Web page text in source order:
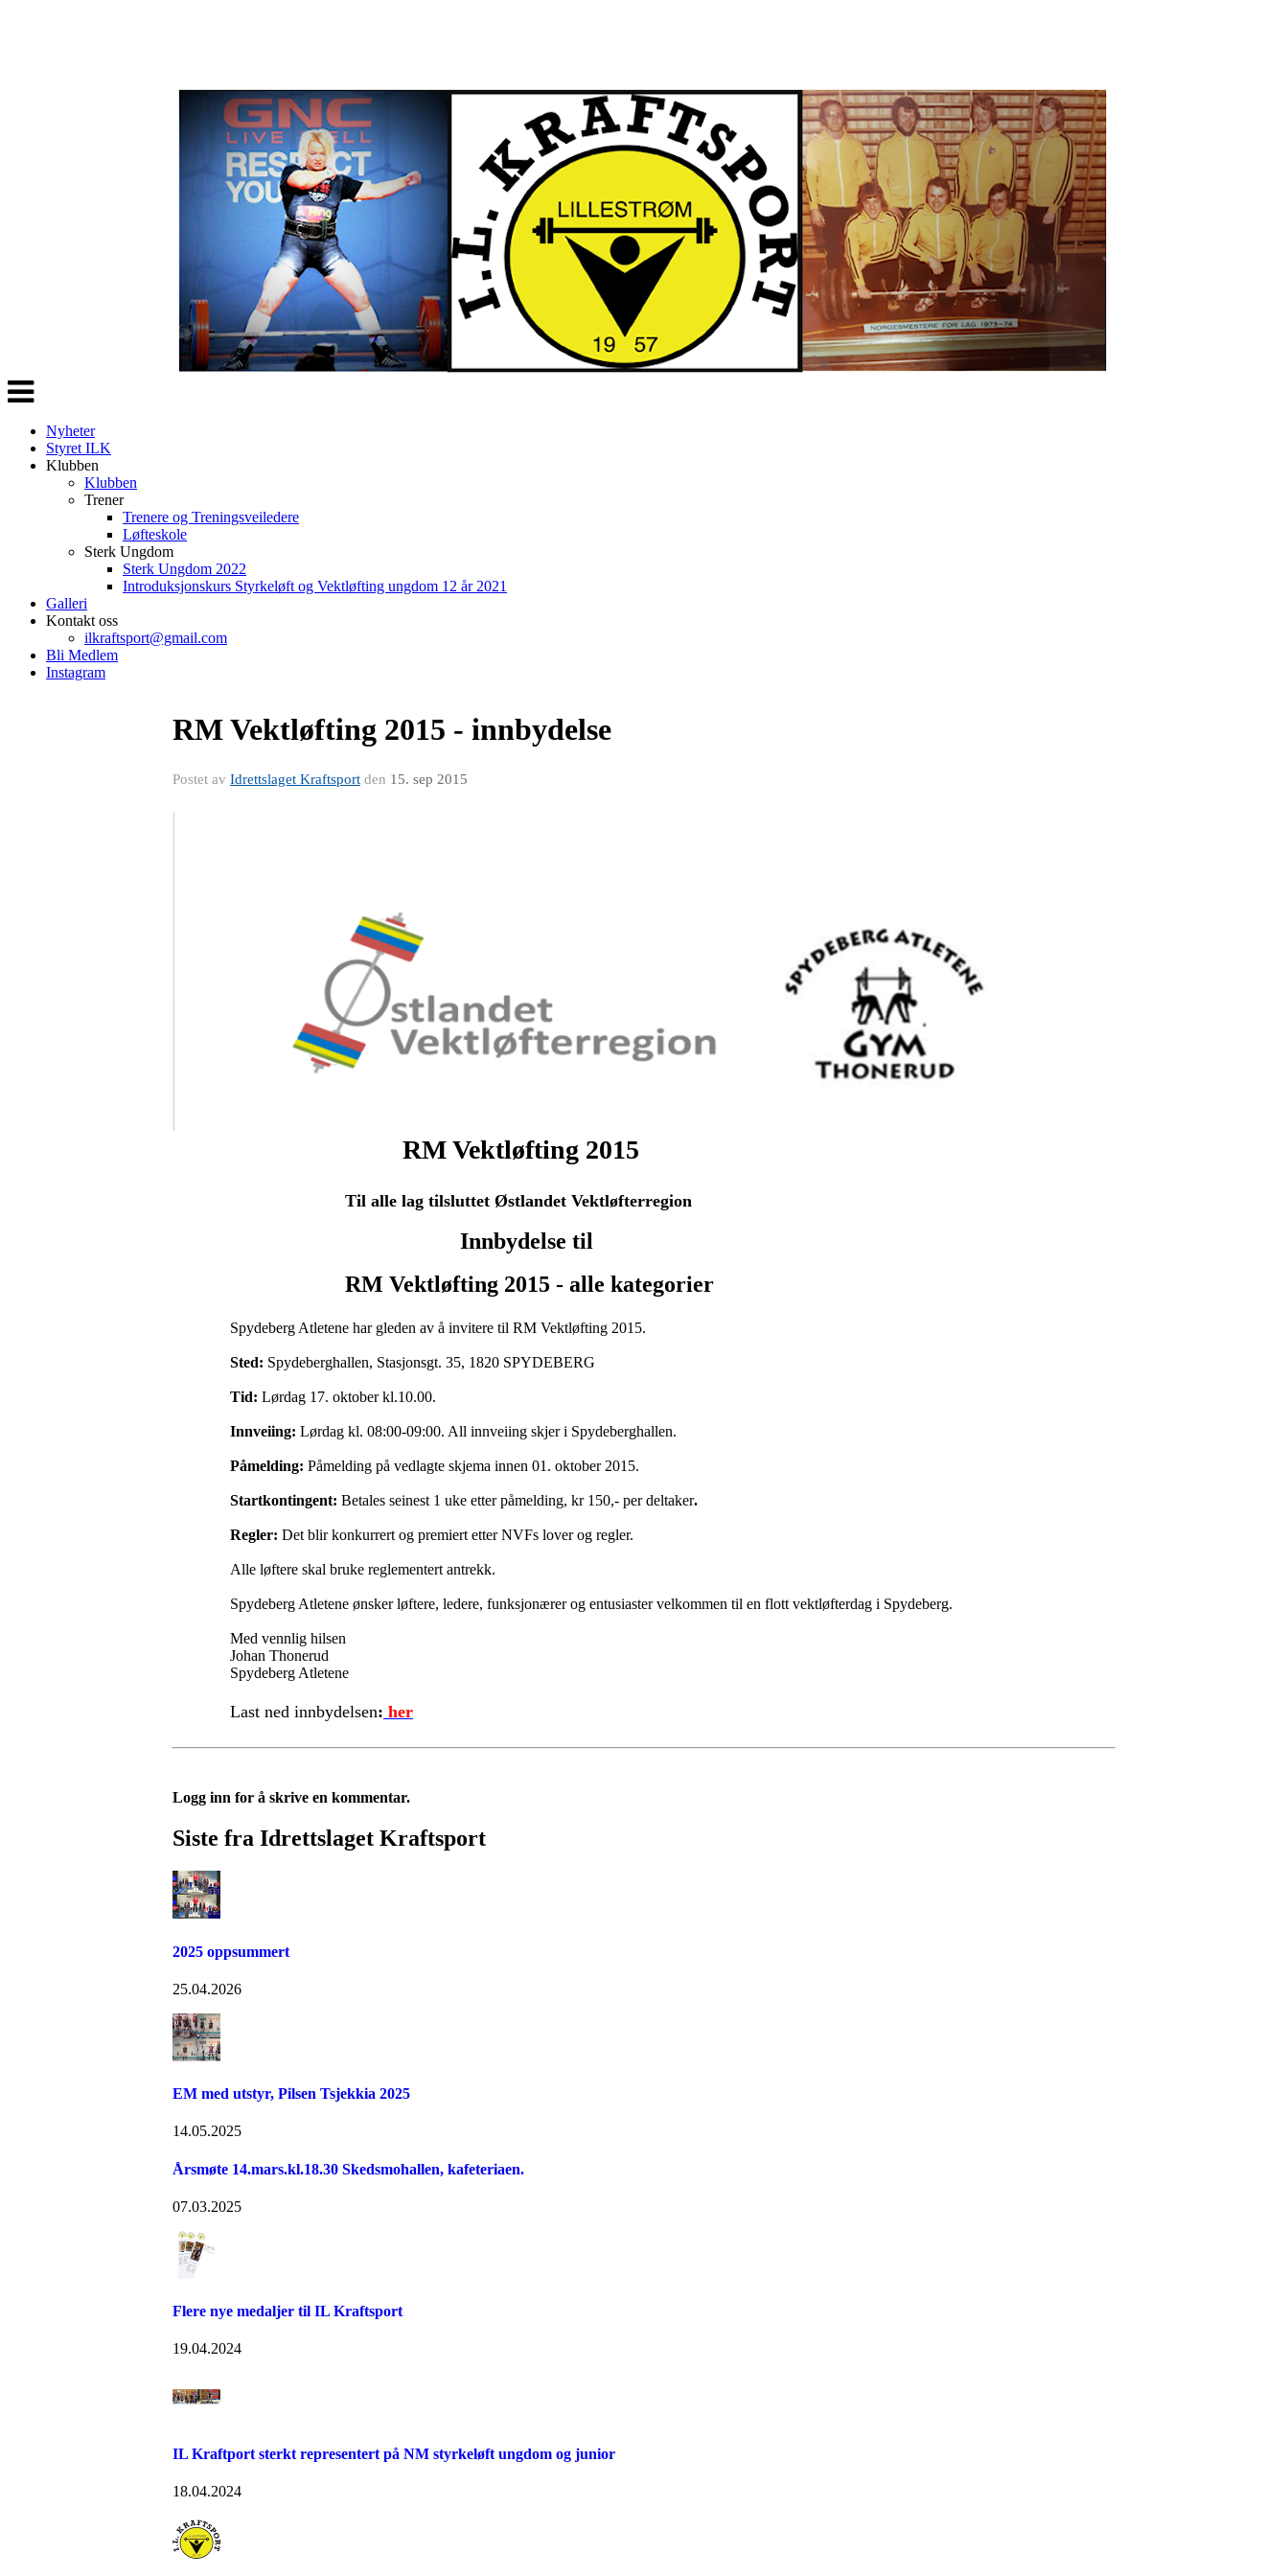
Veksle
navigasjon
Nyheter
Styret ILK
Klubben
Klubben
Trener
Trenere og Treningsveiledere
Løfteskole
Sterk Ungdom
Sterk Ungdom 2022
Introduksjonskurs Styrkeløft og Vektløfting ungdom 12 år 2021
Galleri
Kontakt oss
ilkraftsport@gmail.com
Bli Medlem
Instagram
RM Vektløfting 2015 - innbydelse
Postet av Idrettslaget Kraftsport den 15. sep 2015
RM Vektløfting 2015
Til alle lag tilsluttet Østlandet Vektløfterregion
Innbydelse til
RM Vektløfting 2015 - alle kategorier
Spydeberg Atletene har gleden av å invitere til RM Vektløfting 2015.
Sted: Spydeberghallen, Stasjonsgt. 35, 1820 SPYDEBERG
Tid: Lørdag 17. oktober kl.10.00.
Innveiing: Lørdag kl. 08:00-09:00. All innveiing skjer i Spydeberghallen.
Påmelding: Påmelding på vedlagte skjema innen 01. oktober 2015.
Startkontingent: Betales seinest 1 uke etter påmelding, kr 150,- per deltaker.
Regler: Det blir konkurrert og premiert etter NVFs lover og regler.
Alle løftere skal bruke reglementert antrekk.
Spydeberg Atletene ønsker løftere, ledere, funksjonærer og entusiaster velkommen til en flott vektløfterdag i Spydeberg.
Med vennlig hilsen
Johan Thonerud
Spydeberg Atletene
Last ned innbydelsen: her
Logg inn for å skrive en kommentar.
Siste fra Idrettslaget Kraftsport
2025 oppsummert
25.04.2026
EM med utstyr, Pilsen Tsjekkia 2025
14.05.2025
Årsmøte 14.mars.kl.18.30 Skedsmohallen, kafeteriaen.
07.03.2025
Flere nye medaljer til IL Kraftsport
19.04.2024
IL Kraftport sterkt representert på NM styrkeløft ungdom og junior
18.04.2024